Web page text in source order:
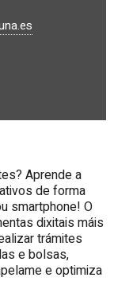
Aprende a
de forma
smartphone! O
dixitais máis
trámites
e bolsas,
e optimiza